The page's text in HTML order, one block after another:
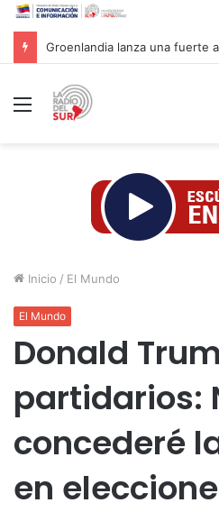
Menú
Inicio / El Mundo
El Mundo
Donald
partidarios:
concederé
en